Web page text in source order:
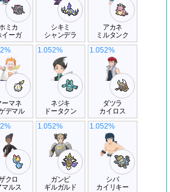
ミカ
イーガ
シキミ
シャンデラ
アカネ
ミルタンク
ーマネ
デマル
ネジキ
ドータクン
1.052%
ダツラ
カイロス
1.052%
クロ
マルス
ガンピ
ギルガルド
1.052%
シバ
カイリキー
1.052%